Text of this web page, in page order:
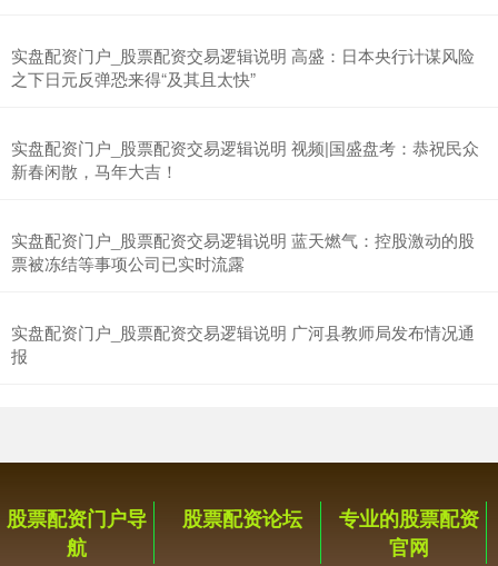
实盘配资门户_股票配资交易逻辑说明 高盛：日本央行计谋风险
之下日元反弹恐来得“及其且太快”
实盘配资门户_股票配资交易逻辑说明 视频|国盛盘考：恭祝民众
新春闲散，马年大吉！
实盘配资门户_股票配资交易逻辑说明 蓝天燃气：控股激动的股
票被冻结等事项公司已实时流露
实盘配资门户_股票配资交易逻辑说明 广河县教师局发布情况通
报
股票配资门户导
航
股票配资论坛
专业的股票配资
官网